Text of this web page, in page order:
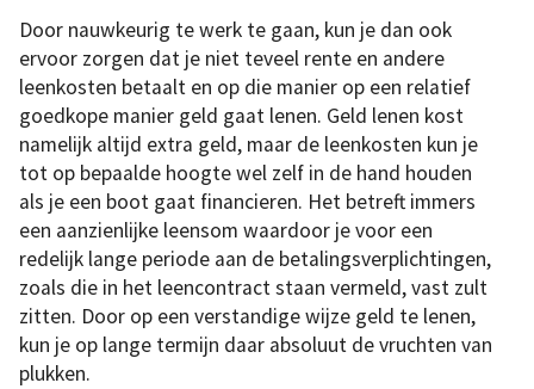
Door nauwkeurig te werk te gaan, kun je dan ook
ervoor zorgen dat je niet teveel rente en andere
leenkosten betaalt en op die manier op een relatief
goedkope manier geld gaat lenen. Geld lenen kost
namelijk altijd extra geld, maar de leenkosten kun je
tot op bepaalde hoogte wel zelf in de hand houden
als je een boot gaat financieren. Het betreft immers
een aanzienlijke leensom waardoor je voor een
redelijk lange periode aan de betalingsverplichtingen,
zoals die in het leencontract staan vermeld, vast zult
zitten. Door op een verstandige wijze geld te lenen,
kun je op lange termijn daar absoluut de vruchten van
plukken.